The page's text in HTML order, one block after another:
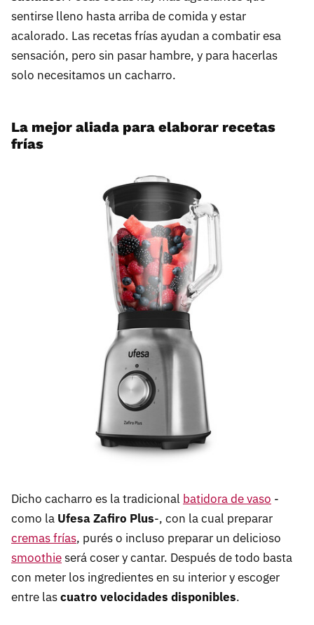
sentirse lleno hasta arriba de comida y estar
acalorado. Las recetas frías ayudan a combatir esa
sensación, pero sin pasar hambre, y para hacerlas
solo necesitamos un cacharro.
La mejor aliada para elaborar recetas
frías
Dicho cacharro es la tradicional batidora de vaso -
como la Ufesa Zafiro Plus-, con la cual preparar
cremas frías, purés o incluso preparar un delicioso
smoothieserá coser y cantar. Después de todo basta
con meter los ingredientes en su interior y escoger
entre lascuatro velocidades disponibles.